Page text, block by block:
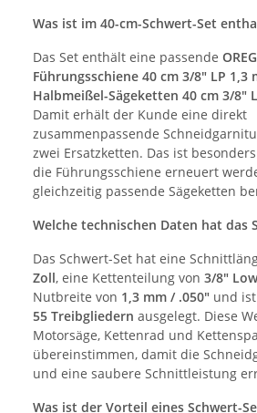
Was ist im 40-cm-Schwert-Set
Das Set enthält eine passende
Führungsschiene 40 cm 3/8" LP 1,3
Halbmeißel-Sägeketten 40 cm 3/8"
Damit erhält der Kunde eine direkt
zusammenpassende
zwei Ersatzketten. Das ist
die Führungsschiene erneuert
gleichzeitig passende Sägeketten
Welche technischen Daten hat das
Das Schwert-Set hat eine
Zoll, eine Kettenteilung von 3/8"
Nutbreite von 1,3 mm / .050" und
55 Treibgliedern ausgelegt. Diese
Motorsäge, Kettenrad und
übereinstimmen, damit die
und eine saubere Schnittleistung
Was ist der Vorteil eines Schwert-